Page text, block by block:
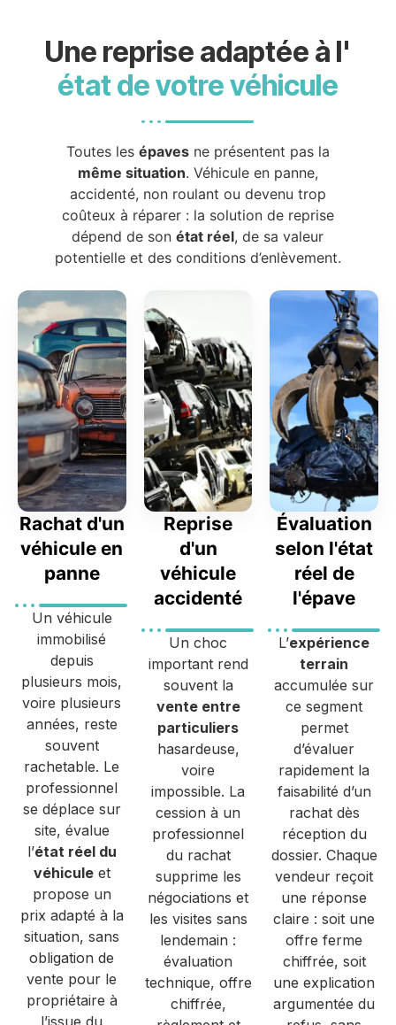
Une reprise adaptée à l'
état de votre véhicule
Toutes les épavesne présentent pas la
même situation. Véhicule en panne,
accidenté, non roulant ou devenu trop
coûteux à réparer : la solution de reprise
dépend de sonétat réel, de sa valeur
potentielle et des conditions d’enlèvement.
Rachat d'un
véhicule en
panne
Un véhicule
immobilisé
depuis
plusieurs mois,
voire plusieurs
années, reste
souvent
rachetable. Le
professionnel
se déplace sur
site, évalue
l’état réel du
véhiculeet
propose un
prix adapté à la
situation, sans
obligation de
vente pour le
propriétaire à
Reprise
d'un
véhicule
accidenté
Un choc
important rend
souvent la
vente entre
particuliers
hasardeuse,
voire
impossible. La
cession à un
professionnel
du rachat
supprime les
négociations et
les visites sans
lendemain :
évaluation
technique, offre
chiffrée,
Évaluation
selon l'état
réel de
l'épave
L’expérience
terrain
accumulée sur
ce segment
permet
d’évaluer
rapidement la
faisabilité d’un
rachat dès
réception du
dossier. Chaque
vendeur reçoit
une réponse
claire : soit une
offre ferme
chiffrée, soit
une explication
argumentée du